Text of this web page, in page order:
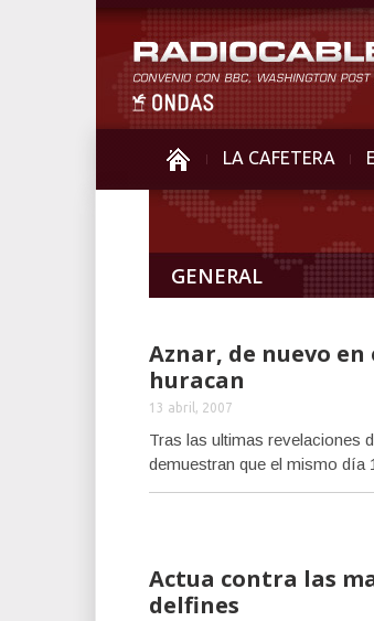
LA CAFETERA
GENERAL
Aznar, de nuevo en
huracan
13 abril, 2007
Tras las ultimas revelaciones
demuestran que el mismo día
Actua contra las
delfines